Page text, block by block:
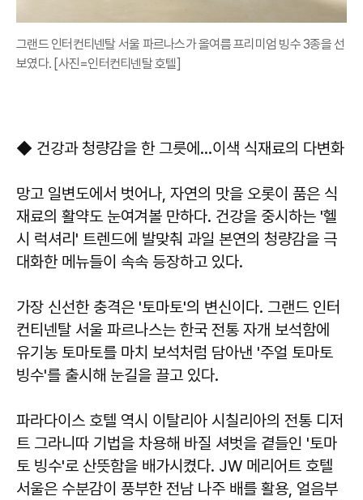
그랜드 인터컨티넨탈 서울 파르나스가 올여름 프리미엄 빙수 3종을 선
보였다. [사진=인터컨티넨탈 호텔]
◆ 건강과 청량감을 한 그릇에…이색 식재료의 다변화
망고 일변도에서 벗어나, 자연의 맛을 오롯이 품은 식
재료의 활약도 눈여겨볼 만하다. 건강을 중시하는 '헬
시 럭셔리' 트렌드에 발맞춰 과일 본연의 청량감을 극
대화한 메뉴들이 속속 등장하고 있다.
가장 신선한 충격은 '토마토'의 변신이다. 그랜드 인터
컨티넨탈 서울 파르나스는 한국 전통 자개 보석함에
유기농 토마토를 마치 보석처럼 담아낸 '주얼 토마토
빙수'를 출시해 눈길을 끌고 있다.
파라다이스 호텔 역시 이탈리아 시칠리아의 전통 디저
트 그라니따 기법을 차용해 바질 셔벗을 곁들인 '토마
토 빙수'로 산뜻함을 배가시켰다. JW 메리어트 호텔
서울은 수분감이 풍부한 전남 나주 배를 활용, 얼음부